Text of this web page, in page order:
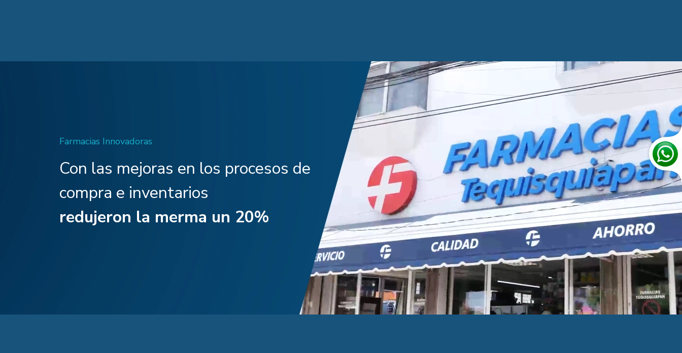
Farmacias Innovadoras
Con las mejoras en los procesos de
compra e inventarios
redujeron la merma un 20%